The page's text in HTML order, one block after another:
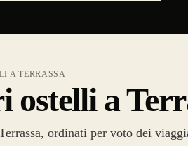
A TERRASSA
ostelli a
ordinati per voto dei